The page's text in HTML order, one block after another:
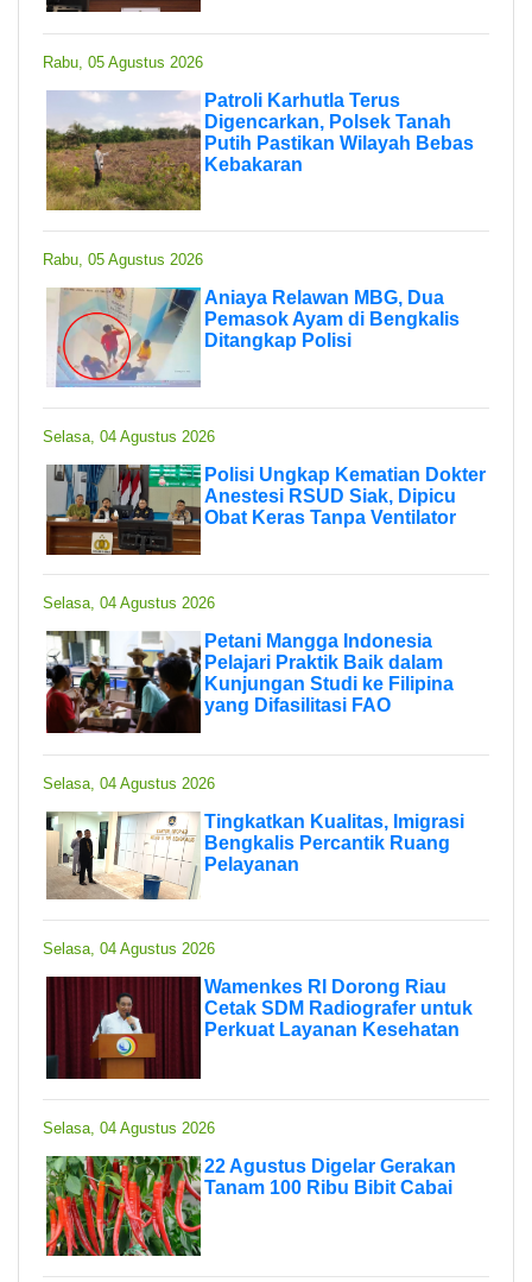
Rabu, 05 Agustus 2026
Patroli Karhutla Terus
Digencarkan, Polsek Tanah
Putih Pastikan Wilayah Bebas
Kebakaran
Rabu, 05 Agustus 2026
Aniaya Relawan MBG, Dua
Pemasok Ayam di Bengkalis
Ditangkap Polisi
Selasa, 04 Agustus 2026
Polisi Ungkap Kematian Dokter
Anestesi RSUD Siak, Dipicu
Obat Keras Tanpa Ventilator
Selasa, 04 Agustus 2026
Petani Mangga Indonesia
Pelajari Praktik Baik dalam
Kunjungan Studi ke Filipina
yang Difasilitasi FAO
Selasa, 04 Agustus 2026
Tingkatkan Kualitas, Imigrasi
Bengkalis Percantik Ruang
Pelayanan
Selasa, 04 Agustus 2026
Wamenkes RI Dorong Riau
Cetak SDM Radiografer untuk
Perkuat Layanan Kesehatan
Selasa, 04 Agustus 2026
22 Agustus Digelar Gerakan
Tanam 100 Ribu Bibit Cabai